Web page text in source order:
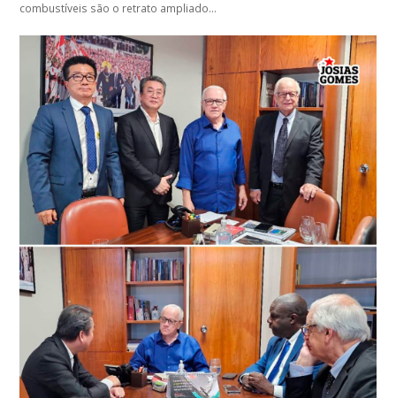
combustíveis são o retrato ampliado…